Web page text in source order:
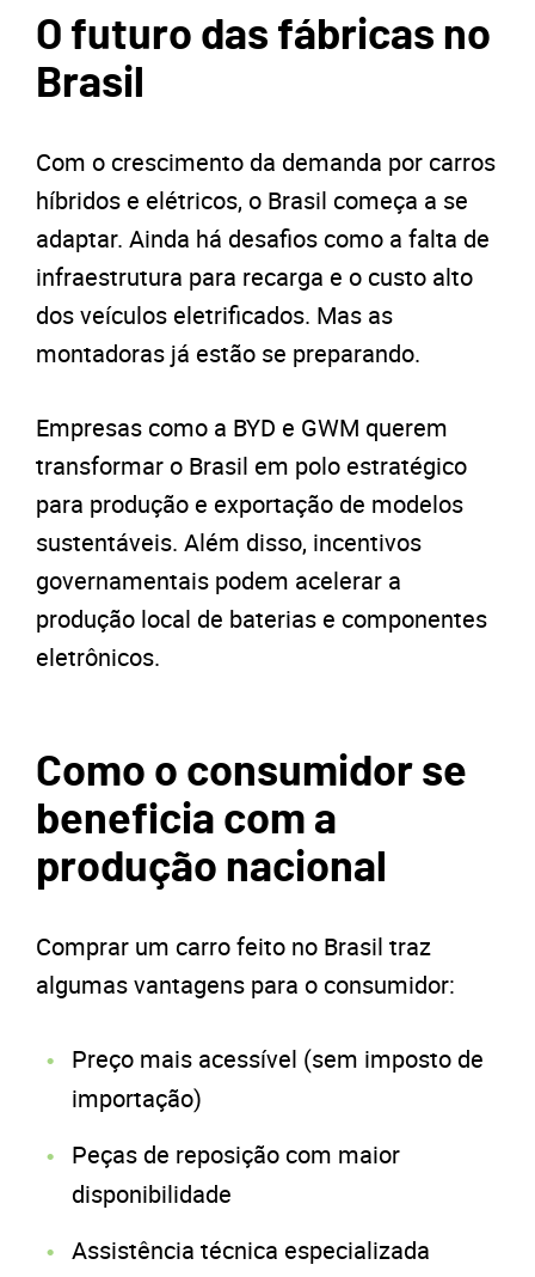
O futuro das fábricas no
Brasil
Com o crescimento da demanda por carros
híbridos e elétricos, o Brasil começa a se
adaptar. Ainda há desafios como a falta de
infraestrutura para recarga e o custo alto
dos veículos eletrificados. Mas as
montadoras já estão se preparando.
Empresas como a BYD e GWM querem
transformar o Brasil em polo estratégico
para produção e exportação de modelos
sustentáveis. Além disso, incentivos
governamentais podem acelerar a
produção local de baterias e componentes
eletrônicos.
Como o consumidor se
beneficia com a
produção nacional
Comprar um carro feito no Brasil traz
algumas vantagens para o consumidor:
Preço mais acessível (sem imposto de
importação)
Peças de reposição com maior
disponibilidade
Assistência técnica especializada